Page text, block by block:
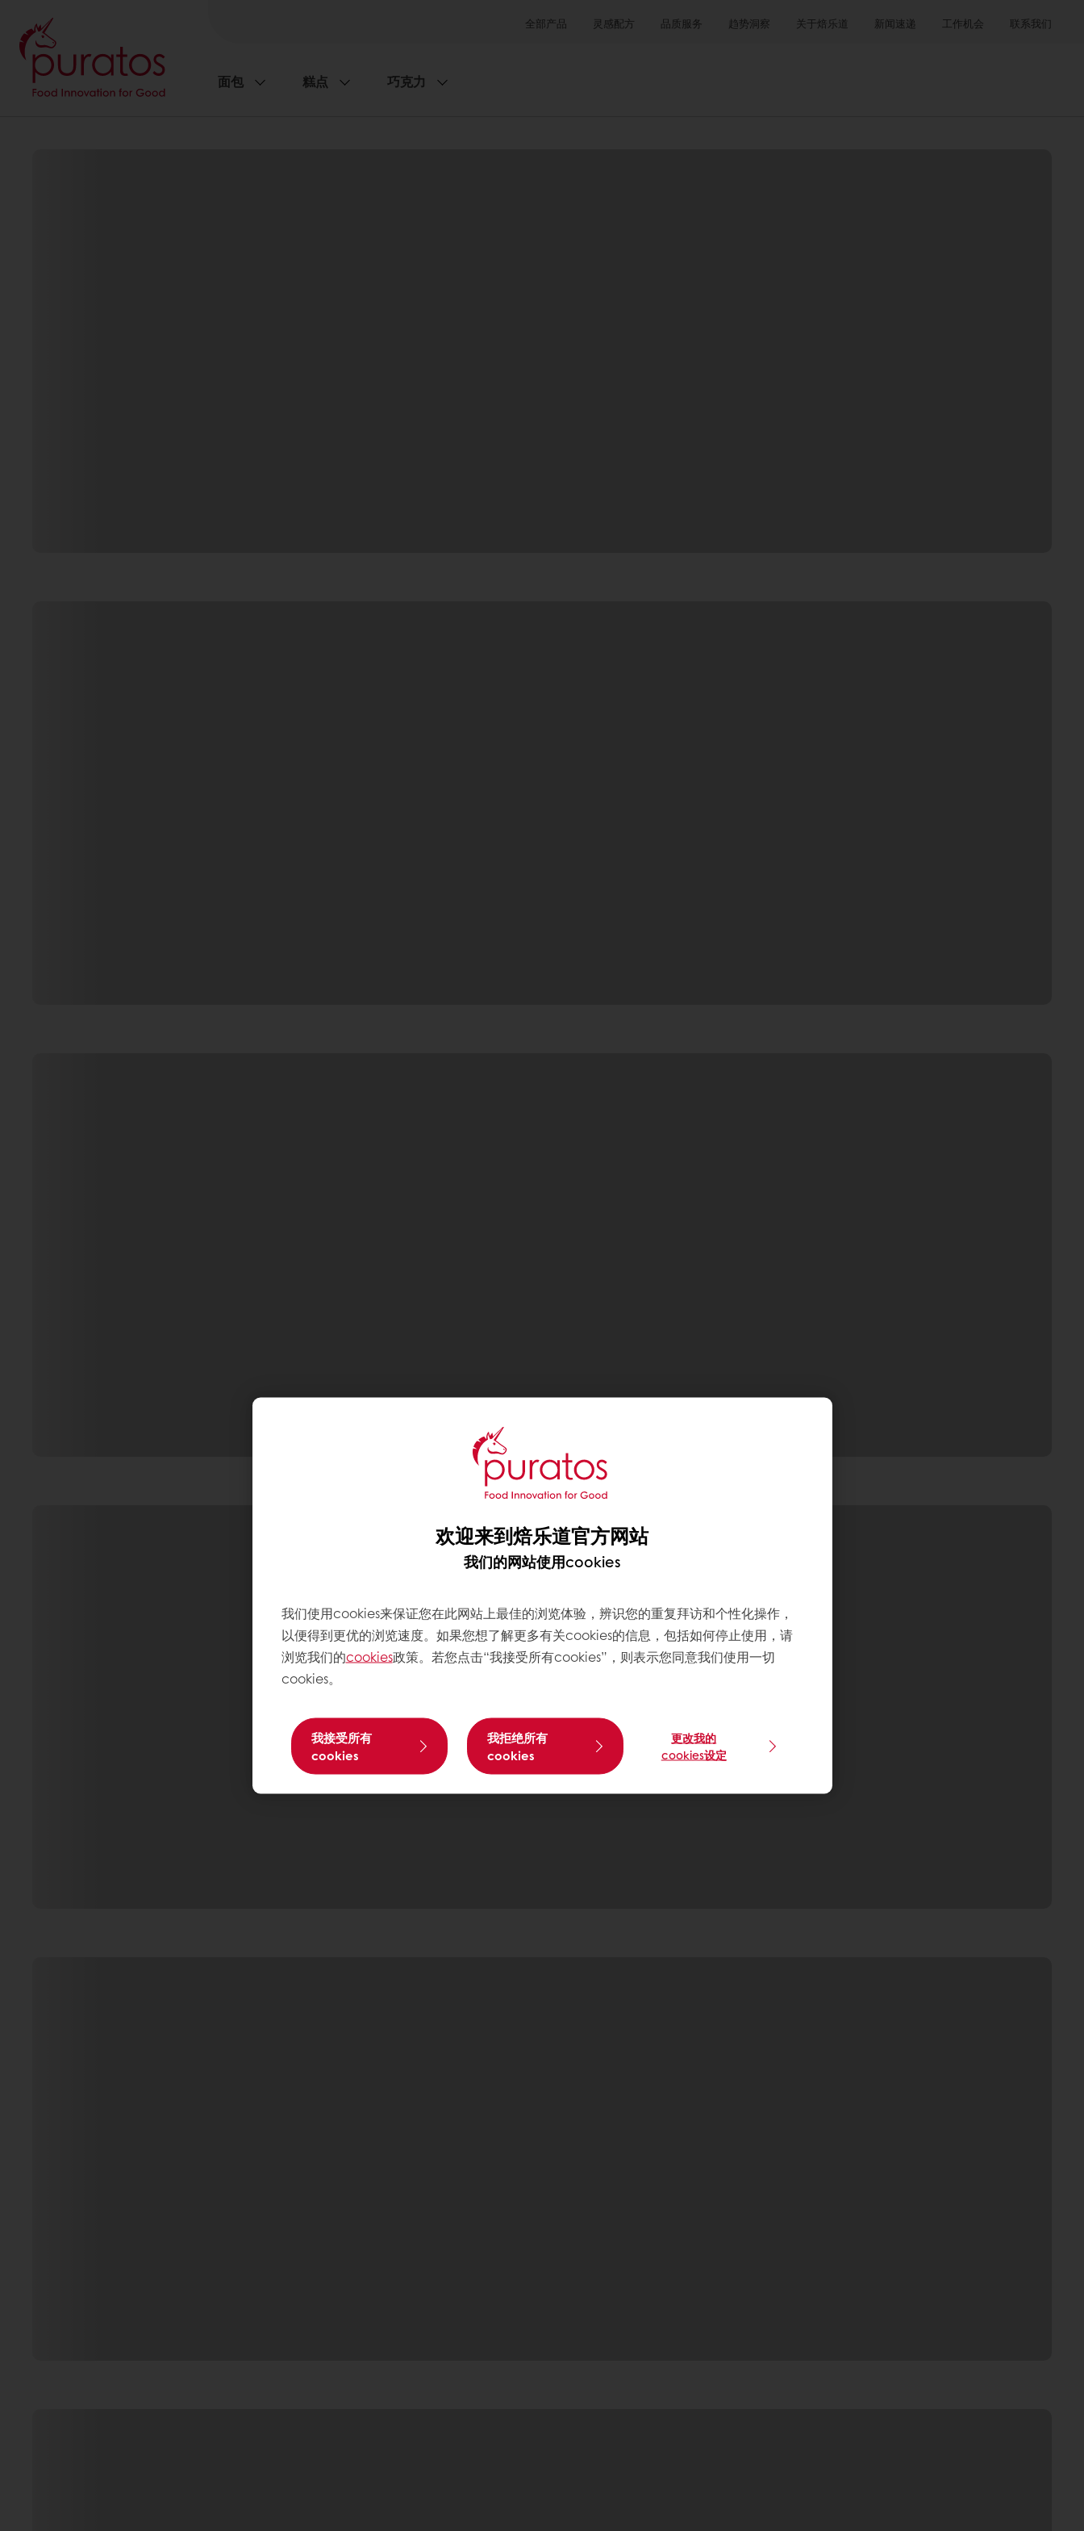
全部产品 灵感配方 品质服务 趋势洞察 关于焙乐道 新闻速递 工作机会 联系我们
面包 糕点 巧克力
欢迎来到焙乐道官方网站
我们的网站使用cookies
我们使用cookies来保证您在此网站上最佳的浏览体验，辨识您的重复拜访和个性化操作，
以便得到更优的浏览速度。如果您想了解更多有关cookies的信息，包括如何停止使用，请
浏览我们的cookies政策。若您点击“我接受所有cookies”，则表示您同意我们使用一切
cookies。
我接受所有
cookies
我拒绝所有
cookies
更改我的
cookies设定